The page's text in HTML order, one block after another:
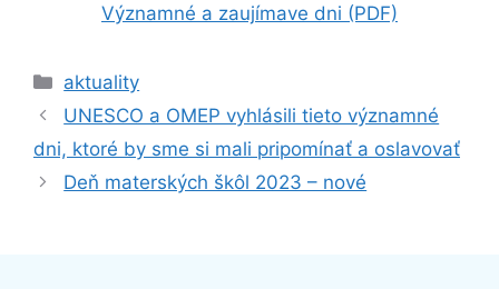
Významné a zaujímave dni (PDF)
Kategórie
aktuality
UNESCO a OMEP vyhlásili tieto významné
dni, ktoré by sme si mali pripomínať a oslavovať
Deň materských škôl 2023 – nové